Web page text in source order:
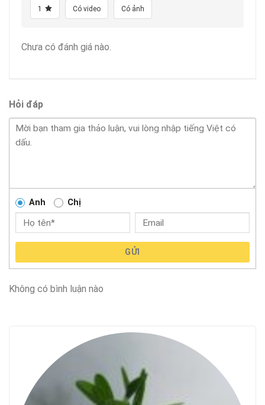
1 Có video Có ảnh
Chưa có đánh giá nào.
Hỏi đáp
Anh Chị
GỬI
Không có bình luận nào